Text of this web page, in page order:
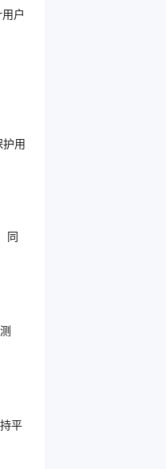
户
用
同
平